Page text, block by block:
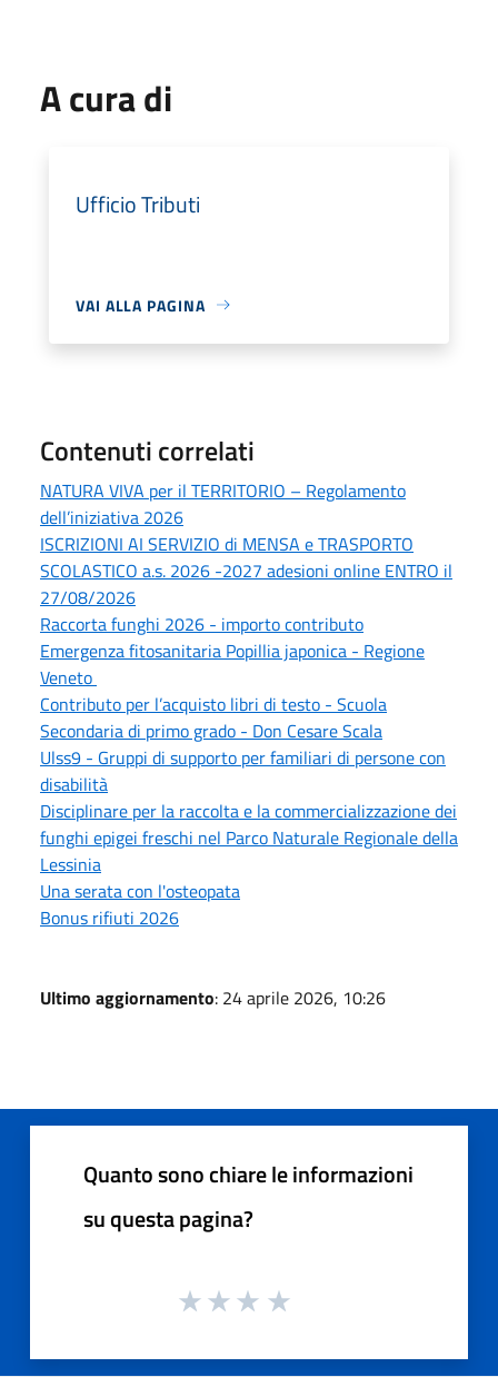
A cura di
Ufficio Tributi
VAI ALLA PAGINA
Contenuti correlati
NATURA VIVA per il TERRITORIO – Regolamento
dell’iniziativa 2026
ISCRIZIONI AI SERVIZIO di MENSA e TRASPORTO
SCOLASTICO a.s. 2026 -2027 adesioni online ENTRO il
27/08/2026
Raccorta funghi 2026 - importo contributo
Emergenza fitosanitaria Popillia japonica - Regione
Veneto
Contributo per l’acquisto libri di testo - Scuola
Secondaria di primo grado - Don Cesare Scala
Ulss9 - Gruppi di supporto per familiari di persone con
disabilità
Disciplinare per la raccolta e la commercializzazione dei
funghi epigei freschi nel Parco Naturale Regionale della
Lessinia
Una serata con l'osteopata
Bonus rifiuti 2026
Ultimo aggiornamento: 24 aprile 2026, 10:26
Quanto sono chiare le informazioni
su questa pagina?